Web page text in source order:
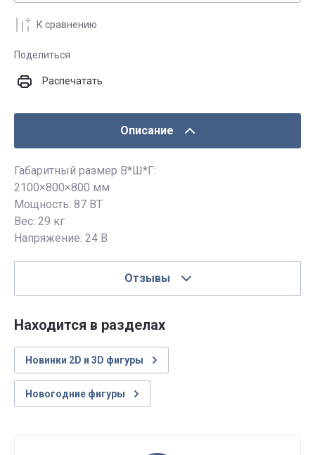
К сравнению
Поделиться
Распечатать
Описание
Габаритный размер В*Ш*Г:
2100×800×800 мм
Мощность: 87 ВТ
Вес: 29 кг
Напряжение: 24 В
Отзывы
Находится в разделах
Новинки 2D и 3D фигуры
Новогодние фигуры